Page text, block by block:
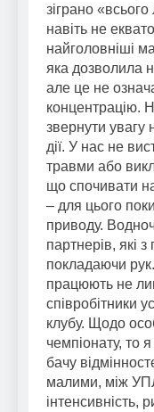
зіграно
навіть не
найголовніші
яка дозволила
але це не
концентрацію.
звернути увагу
дії. У нас не
травми або
що спочивати
– для цього
приводу.
партнерів, які
покладаючи
працюють не
співробітники
клубу. Щодо
чемпіонату, то
бачу
малими, між
інтенсивність,